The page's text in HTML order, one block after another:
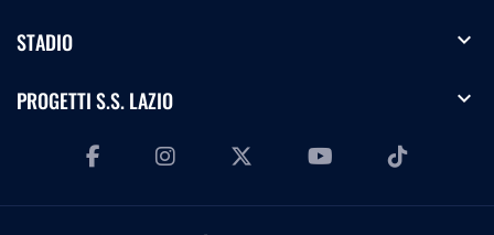
STADIO expand_more
PROGETTI S.S. LAZIO expand_more